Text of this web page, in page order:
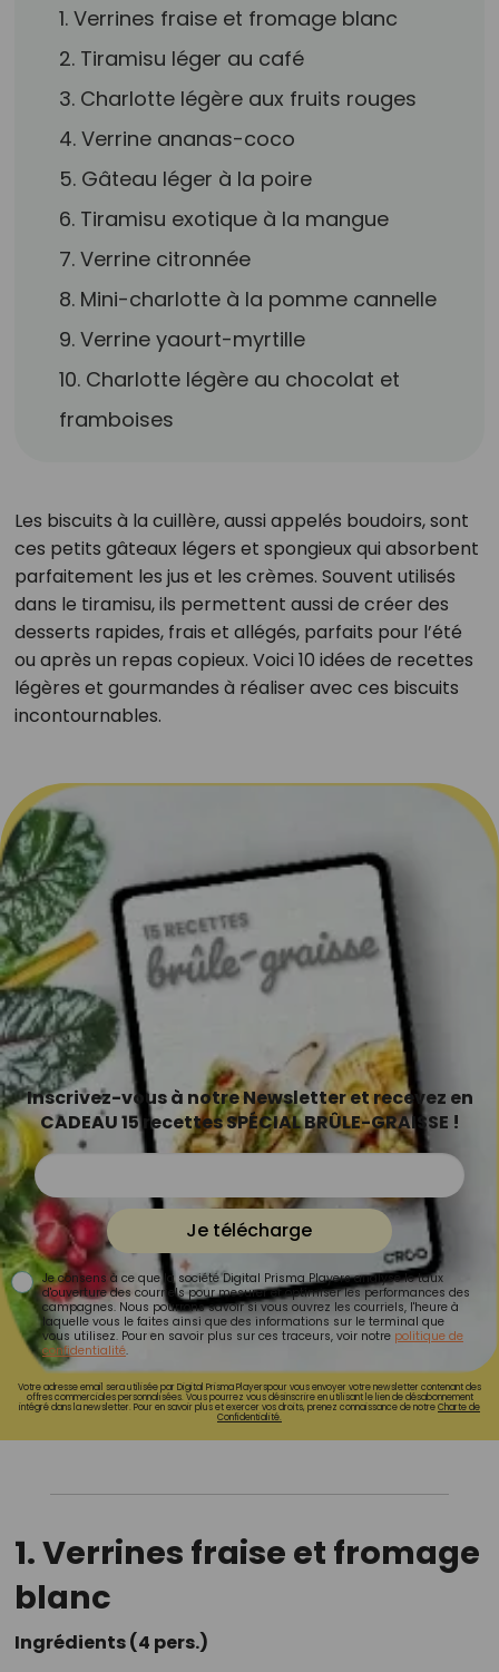
1. Verrines fraise et fromage blanc
2. Tiramisu léger au café
3. Charlotte légère aux fruits rouges
4. Verrine ananas-coco
5. Gâteau léger à la poire
6. Tiramisu exotique à la mangue
7. Verrine citronnée
8. Mini-charlotte à la pomme cannelle
9. Verrine yaourt-myrtille
10. Charlotte légère au chocolat et
framboises
Les biscuits à la cuillère, aussi appelés boudoirs, sont
ces petits gâteaux légers et spongieux qui absorbent
parfaitement les jus et les crèmes. Souvent utilisés
dans le tiramisu, ils permettent aussi de créer des
desserts rapides, frais et allégés, parfaits pour l’été
ou après un repas copieux. Voici 10 idées de recettes
légères et gourmandes à réaliser avec ces biscuits
incontournables.
Inscrivez-vous à notre Newsletter et recevez en
CADEAU 15 recettes SPÉCIAL BRÛLE-GRAISSE !
Je télécharge
Je consens à ce que la société Digital Prisma Players analyse le taux
d'ouverture des courriels pour mesurer et optimiser les performances des
campagnes. Nous pourrons savoir si vous ouvrez les courriels, l'heure à
laquelle vous le faites ainsi que des informations sur le terminal que
vous utilisez. Pour en savoir plus sur ces traceurs, voir notre politique de
confidentialité.
Votre adresse email sera utilisée par Digital Prisma Playerspour vous envoyer votre newsletter contenant des
offres commerciales personnalisées. Vous pourrez vous désinscrire en utilisant le lien de désabonnement
intégré dans la newsletter. Pour en savoir plus et exercer vos droits, prenez connaissance de notreCharte de
Confidentialité.
1. Verrines fraise et fromage
blanc
Ingrédients (4 pers.)